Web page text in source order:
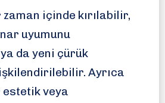
içinde kırılabilir,
uyumunu
da yeni çürük
Ayrıca
estetik veya